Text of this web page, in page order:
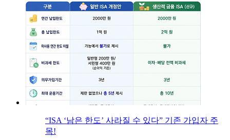
“ISA ‘남은 한도’ 사라질 수 있다” 기존 가입자 주
목!